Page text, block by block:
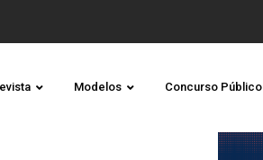
Modelos Concurso Público